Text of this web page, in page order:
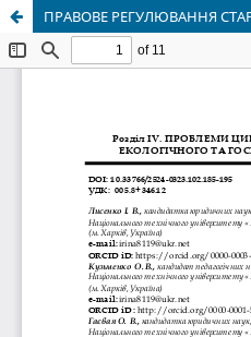
ПРАВОВЕ РЕГУЛЮВАННЯ